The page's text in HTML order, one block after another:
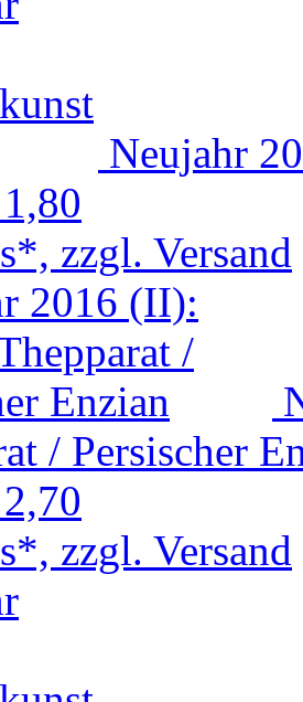
Neujahr
zzgl. Versand
/ Persischer
zzgl. Versand